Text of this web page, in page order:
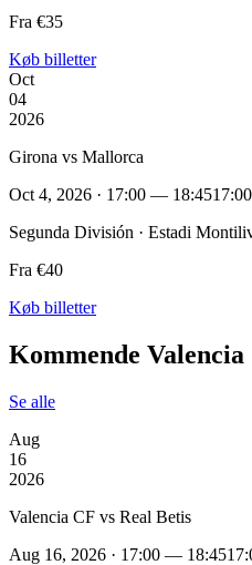
Fra €35
Køb billetter
Oct
04
2026
Girona vs Mallorca
Oct 4, 2026 · 17:00 — 18:45
Segunda División · Estadi
Fra €40
Køb billetter
Kommende Valencia
Se alle
Aug
16
2026
Valencia CF vs Real Betis
Aug 16, 2026 · 17:00 — 18:45